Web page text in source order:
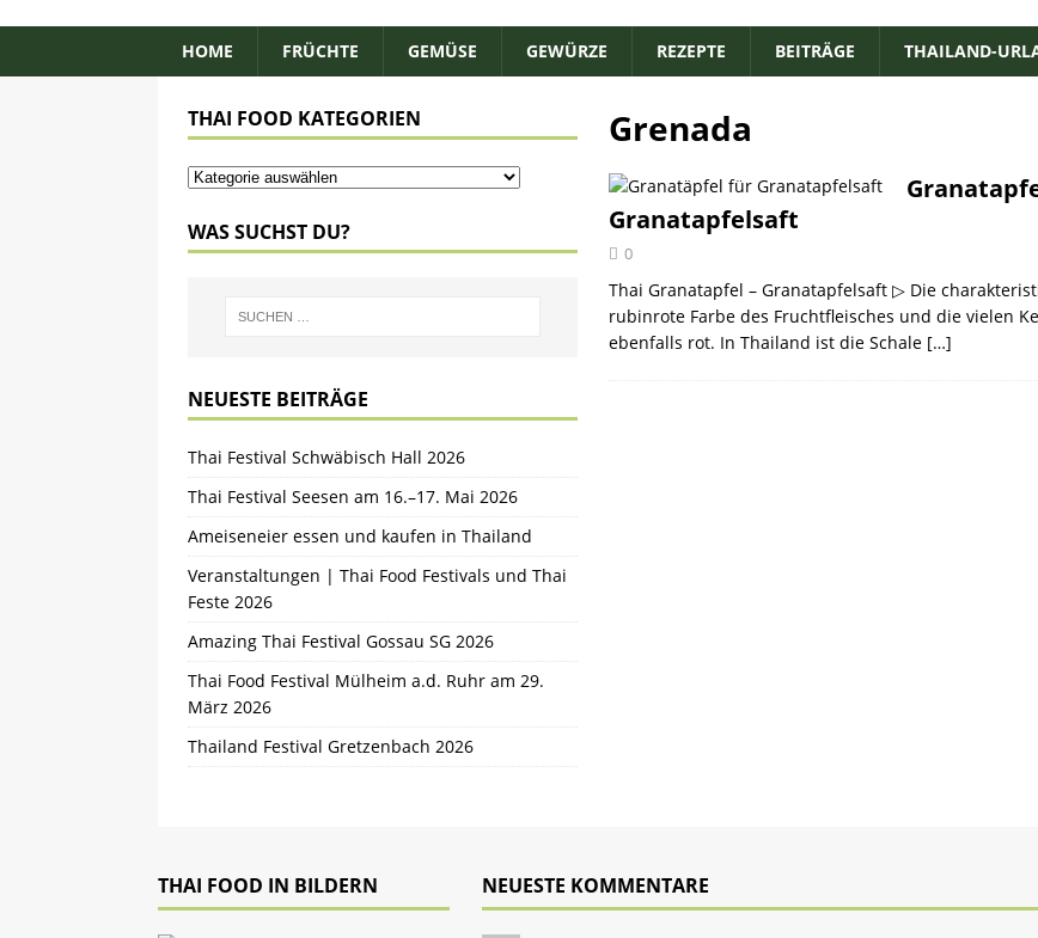
HOME FRÜCHTE GEMÜSE GEWÜRZE REZEPTE BEITRÄGE THAILAND-
Grenada
Granatapfelsaft
0
Thai Granatapfel – Granatapfelsaft ▷ Die
rubinrote Farbe des Fruchtfleisches und die vielen
ebenfalls rot. In Thailand ist die Schale […]
THAI FOOD KATEGORIEN
WAS SUCHST DU?
NEUESTE BEITRÄGE
Thai Festival Schwäbisch Hall 2026
Thai Festival Seesen am 16.–17. Mai 2026
Ameiseneier essen und kaufen in Thailand
Veranstaltungen | Thai Food Festivals und Thai
Feste 2026
Amazing Thai Festival Gossau SG 2026
Thai Food Festival Mülheim a.d. Ruhr am 29.
März 2026
Thailand Festival Gretzenbach 2026
THAI FOOD IN BILDERN NEUESTE KOMMENTARE